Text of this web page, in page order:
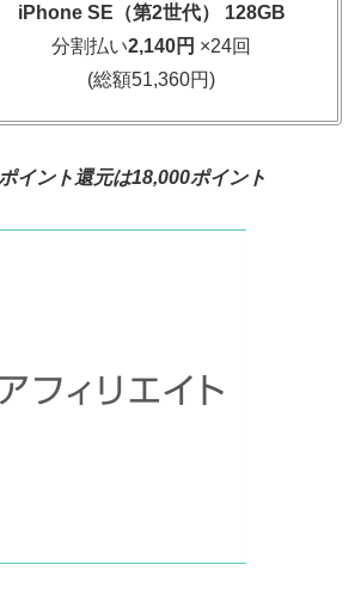
iPhone SE（第2世代） 128GB
分割払い2,140円 ×24回
(総額51,360円)
イント還元は18,000ポイント